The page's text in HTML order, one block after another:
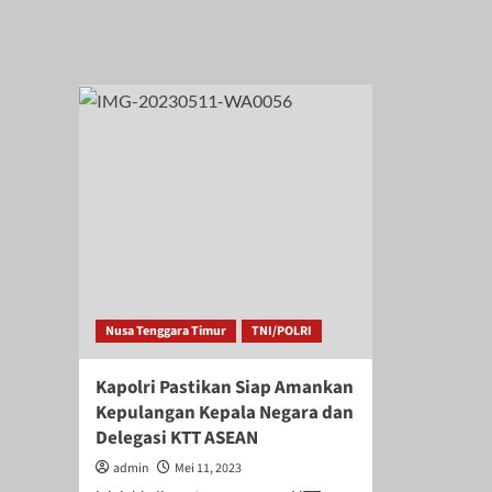
Pastikan
Nusa Tenggara Timur TNI/POLRI
Kapolri Pastikan Siap Amankan
Kepulangan Kepala Negara dan
Delegasi KTT ASEAN
admin
Mei 11, 2023